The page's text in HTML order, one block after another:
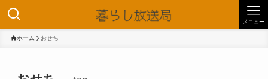
メニュー
ホーム おせち